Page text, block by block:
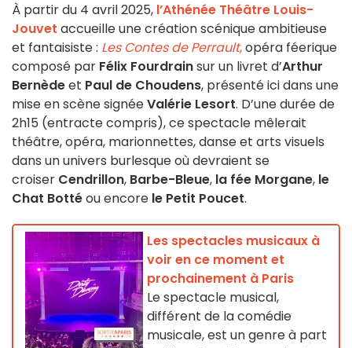
À partir du 4 avril 2025, l’Athénée Théâtre Louis-
Jouvet accueille une création scénique ambitieuse
et fantaisiste : Les Contes de Perrault,opéra féerique
composé par Félix Fourdrainsur un livret d’Arthur
Bernèdeet Paul de Choudens, présenté ici dans une
mise en scène signéeValérie Lesort. D’une durée de
2h15 (entracte compris), ce spectacle mêlerait
théâtre, opéra, marionnettes, danse et arts visuels
dans un univers burlesque où devraient se
croiser Cendrillon, Barbe-Bleue, la fée Morgane, le
Chat Bottéou encore le Petit Poucet.
Les spectacles musicaux à
voir en ce moment et
prochainement à Paris
Le spectacle musical,
différent de la comédie
musicale, est un genre à part